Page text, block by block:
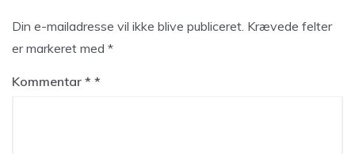
Din e-mailadresse vil ikke blive publiceret. Krævede felter
er markeret med *
Kommentar *